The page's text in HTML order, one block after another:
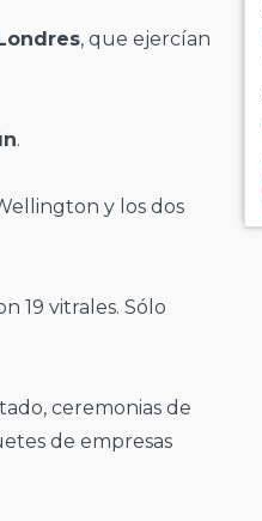
, que ejercían
.
y los dos
19 vitrales. Sólo
ceremonias de
de empresas